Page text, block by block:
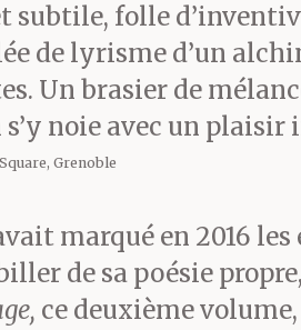
subtile, folle
de lyrisme d’un
Un brasier de
s’y noie avec un plaisir
Grenoble
marqué en 2016
de sa poésie
ce deuxième